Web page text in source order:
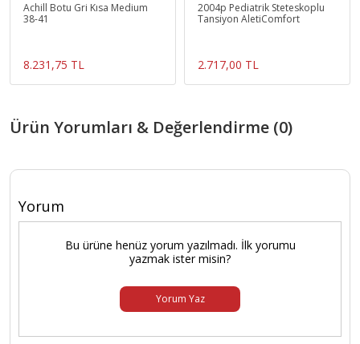
Achill Botu Gri Kısa Medium
38-41
8.231,75 TL
2004p Pediatrik Steteskoplu
Tansiyon AletiComfort
2.717,00 TL
Ürün Yorumları & Değerlendirme (0)
Yorum
Bu ürüne henüz yorum yazılmadı. İlk yorumu
yazmak ister misin?
Yorum Yaz